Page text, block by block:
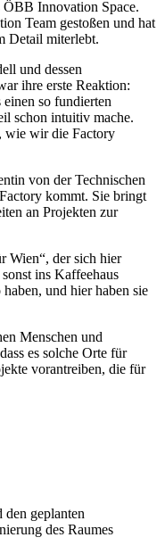
ÖBB Innovation Space.
Team gestoßen und hat
Detail miterlebt.
und dessen
ihre erste Reaktion:
so fundierten
schon intuitiv mache.
wie wir die Factory
von der Technischen
kommt. Sie bringt
an Projekten zur
Wien“, der sich hier
ins Kaffeehaus
und hier haben sie
Menschen und
es solche Orte für
vorantreiben, die für
den geplanten
des Raumes